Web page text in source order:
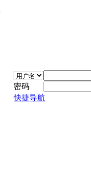
密码
快捷导航